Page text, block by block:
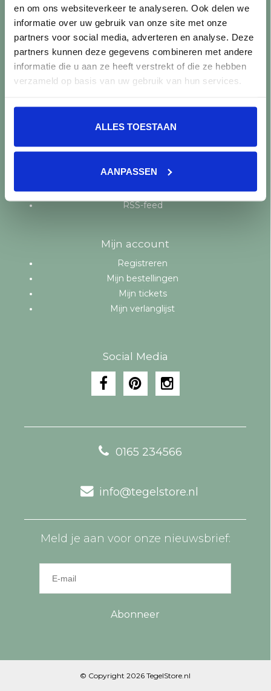
en om ons websiteverkeer te analyseren. Ook delen we
informatie over uw gebruik van onze site met onze
partners voor social media, adverteren en analyse. Deze
partners kunnen deze gegevens combineren met andere
informatie die u aan ze heeft verstrekt of die ze hebben
verzameld op basis van uw gebruik van hun services.
ALLES TOESTAAN
AANPASSEN
Veelgestelde vragen
Over TegelStore.nl
Contact
Algemene voorwaarden
Privacy Policy
Producten
Alle producten
Nieuwe producten
Merken
Tags
RSS-feed
Mijn account
Registreren
Mijn bestellingen
Mijn tickets
Mijn verlanglijst
Social Media
0165 234566
info@tegelstore.nl
Meld je aan voor onze nieuwsbrief:
Abonneer
© Copyright 2026 TegelStore.nl